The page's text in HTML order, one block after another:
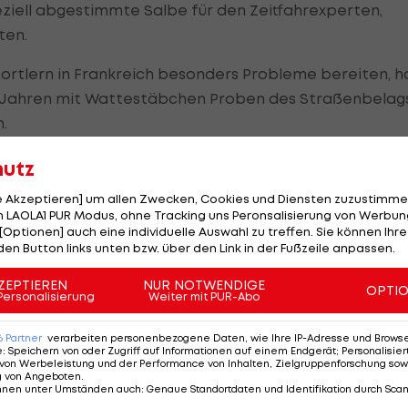
abgestimmte Salbe für den Zeitfahrexperten,
in Frankreich besonders Probleme bereiten,
mit Wattestäbchen Proben des
die Salbe müssen, damit seine Schützlinge es bis
Weg. Das trifft nicht nur auf die letzte Woche zu,
selbst.
von London gestartet, sein letzter und größter
Froome (SKY), ging jedoch erst um 16:54 Uhr auf
Minuten brauchte er für die 33 Kilometer zum
Akzeptieren] um allen Zwecken, Cookies und Diensten
PUR Modus, ohne Tracking uns Peronsalisierung von
auch eine individuelle Auswahl zu treffen. Sie können
Button links unten bzw. über den Link in der Fußzeile anpassen.
NUR NOTWENDIGE
Weiter mit PUR-Abo
Partner verarbeiten personenbezogene Daten, wie Ihre IP-Adresse und
: Speichern von oder Zugriff auf Informationen auf einem Endgerät;
Werbeleistung und der Performance von Inhalten, Zielgruppenforschung
von Angeboten.
unter Umständen auch: Genaue Standortdaten und Identifikation durch